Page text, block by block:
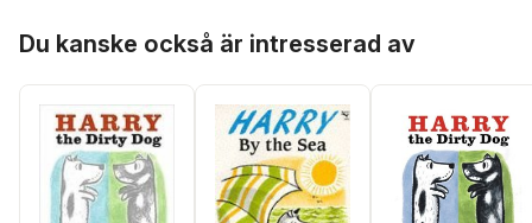
Du kanske också är intresserad av